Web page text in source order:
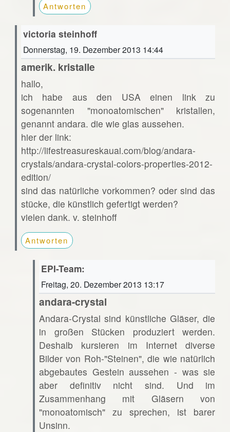
Antworten
victoria steinhoff
Donnerstag, 19. Dezember 2013 14:44
amerik. kristalle
hallo,
ich habe aus den USA einen link zu
sogenannten "monoatomischen" kristallen,
genannt andara. die wie glas aussehen.
hier der link:
http://lifestreasureskauai.com/blog/andara-
crystals/andara-crystal-colors-properties-2012-
edition/
sind das natürliche vorkommen? oder sind das
stücke, die künstlich gefertigt werden?
vielen dank. v. steinhoff
Antworten
EPI-Team:
Freitag, 20. Dezember 2013 13:17
andara-crystal
Andara-Crystal sind künstliche Gläser, die
in großen Stücken produziert werden.
Deshalb kursieren im Internet diverse
Bilder von Roh-"Steinen", die wie natürlich
abgebautes Gestein aussehen - was sie
aber definitiv nicht sind. Und im
Zusammenhang mit Gläsern von
"monoatomisch" zu sprechen, ist barer
Unsinn.